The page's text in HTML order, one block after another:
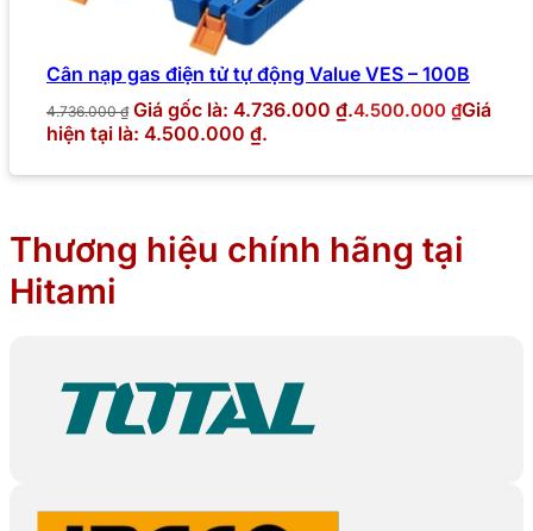
Cân nạp gas điện tử tự động Value VES – 100B
4.736.000₫ Giá gốc là: 4.736.000 ₫.4.500.000 ₫Giá
hiện tại là: 4.500.000 ₫.
Thương hiệu chính hãng tại
Hitami